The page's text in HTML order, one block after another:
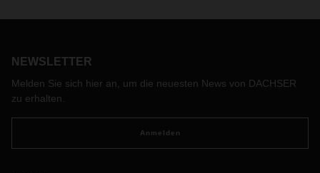
Fahren auf Logistikhöfen erfolgreich abgeschlossen.
kommenden Jahren an Bedeutung gewinnen. Für einen
reibungslosen und wirtschaftlichen Regelbetrieb fehlt jedoch
ein ganzheitliches Sicherheitskonzept. Bisherige
NEWSLETTER
Melden Sie sich hier an, um die neuesten News von DACHSER
zu erhalten.
Anmelden